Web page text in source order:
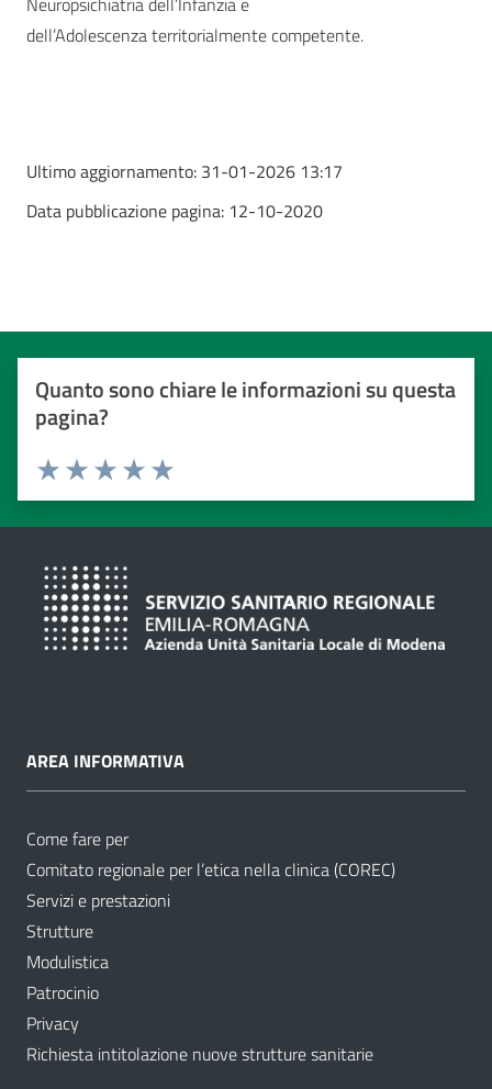
dell’Adolescenza territorialmente competente.
Ultimo aggiornamento: 31-01-2026 13:17
Data pubblicazione pagina: 12-10-2020
Quanto sono chiare le informazioni su questa
pagina?
Valuta da 1 a 5 stelle
Valuta 5 stelle su 5
Valuta 4 stelle su 5
Valuta 3 stelle su 5
Valuta 2 stelle su 5
Valuta 1 stelle su 5
AREA INFORMATIVA
Come fare per
Comitato regionale per l’etica nella clinica (COREC)
Servizi e prestazioni
Strutture
Modulistica
Patrocinio
Privacy
Richiesta intitolazione nuove strutture sanitarie